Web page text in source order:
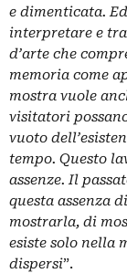
e dimenticata.
interpretare e
d’arte che
memoria come
mostra vuole
visitatori
vuoto
tempo. Questo
assenze. Il
questa assenza
mostrarla, di
esiste solo nella
dispersi”.